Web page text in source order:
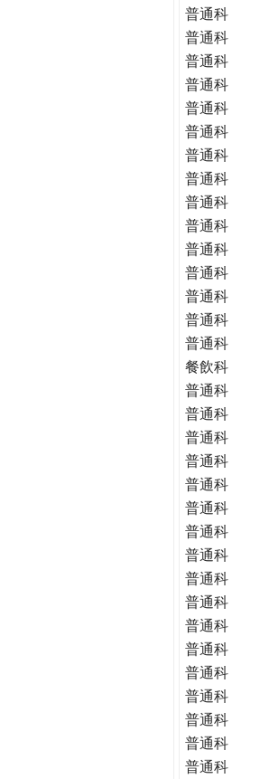
普通科
普通科
普通科
普通科
普通科
普通科
普通科
普通科
普通科
普通科
普通科
普通科
普通科
普通科
普通科
餐飲科
普通科
普通科
普通科
普通科
普通科
普通科
普通科
普通科
普通科
普通科
普通科
普通科
普通科
普通科
普通科
普通科
普通科